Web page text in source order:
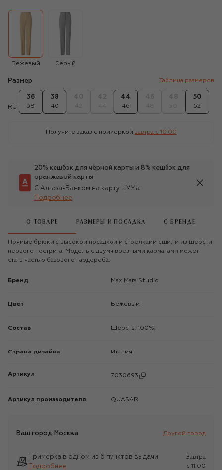
Бежевый Серый
Размер Таблица размеров
RU
36
38
38
40
44
46
50
52
Получите заказ с примеркой завтра c 10:00
20% кешбэк для чёрной карты и 8% кешбэк для
оранжевой карты
С Альфа-Банком на карту ЦУМа
Подробнее
О ТОВАРЕ РАЗМЕРЫ И ПОСАДКА О БРЕНДЕ
Прямые брюки с высокой посадкой и стрелками сшили из шерсти
первого пострига. Модель с двумя врезными карманами может
стать частью базового гардероба.
Бренд Max Mara Studio
Цвет Бежевый
Состав Шерсть: 100%;
Страна дизайна Италия
Артикул 7030693
Артикул производителя QUASAR
Ваш город Москва Другой город
Примерка в одном из 6 пунктов выдачи
Подробнее
Завтра
c 11:00